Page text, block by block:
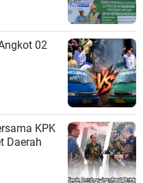
02
KPK
Daerah